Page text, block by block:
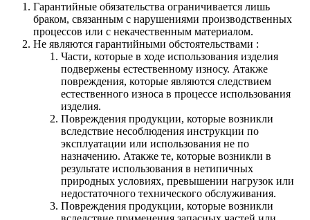
Гарантийные обязательства ограничивается лишь
браком, связанным с нарушениями производственных
процессов или с некачественным материалом.
Не являются гарантийными обстоятельствами :
Части, которые в ходе использования изделия
подвержены естественному износу. Атакже
повреждения, которые являются следствием
естественного износа в процессе использования
изделия.
Повреждения продукции, которые возникли
вследствие несоблюдения инструкции по
эксплуатации или использования не по
назначению. Атакже те, которые возникли в
результате использования в нетипичных
природных условиях, превышении нагрузок или
недостаточного технического обслуживания.
Повреждения продукции, которые возникли